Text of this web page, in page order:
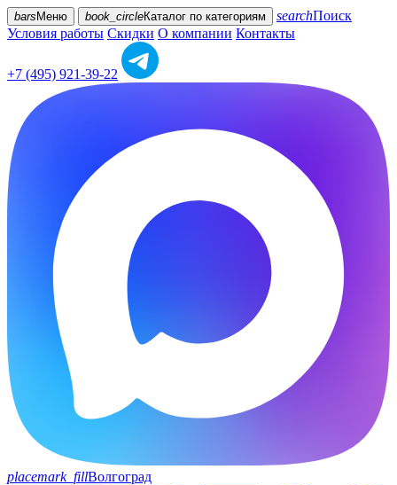
bars Меню book_circleКаталог по категориям searchПоиск
Условия работы Скидки О компании Контакты
+7 (495) 921-39-22
placemark_fillВолгоград